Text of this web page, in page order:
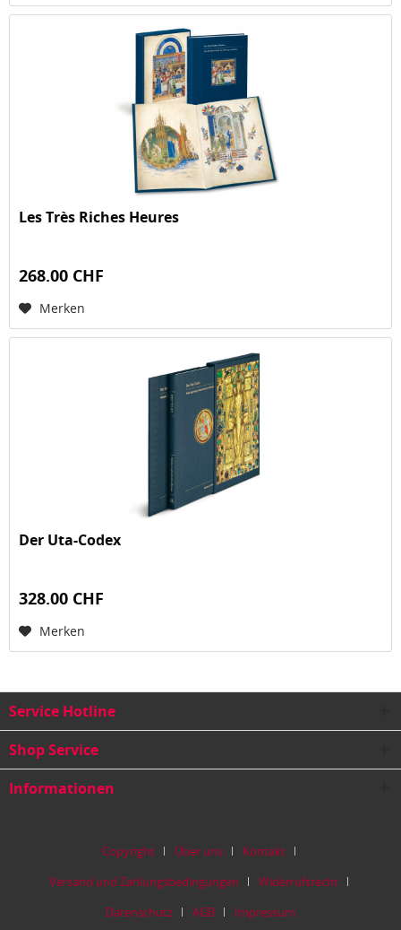
Les Très Riches Heures
268.00 CHF
Merken
Der Uta-Codex
328.00 CHF
Merken
Service Hotline
Shop Service
Informationen
Copyright Über uns
Kontakt
Versand und Zahlungsbedingungen
Widerrufsrecht
Datenschutz
AGB Impressum